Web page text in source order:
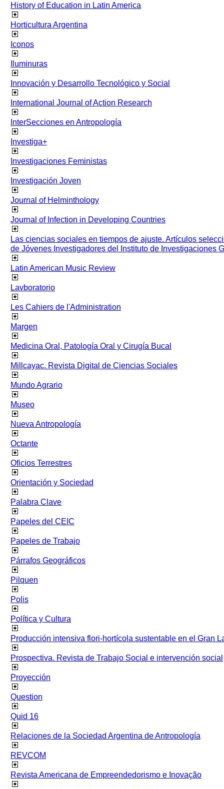
History of Education in Latin America
Horticultura Argentina
Iconos
Iluminuras
Innovación y Desarrollo Tecnológico y Social
International Journal of Action Research
InterSecciones en Antropología
Investiga+
Investigaciones Feministas
Investigación Joven
Journal of Helminthology
Journal of Infection in Developing Countries
Las ciencias sociales en tiempos de ajuste. Artículos
de Jóvenes Investigadores del Instituto de Investigaciones
Latin American Music Review
Lavboratorio
Les Cahiers de l'Administration
Margen
Medicina Oral, Patología Oral y Cirugía Bucal
Millcayac. Revista Digital de Ciencias Sociales
Mundo Agrario
Museo
Nueva Antropología
Octante
Oficios Terrestres
Orientación y Sociedad
Palabra Clave
Papeles del CEIC
Papeles de Trabajo
Párrafos Geográficos
Pilquen
Polis
Política y Cultura
Producción intensiva flori-hortícola sustentable en el Gran
Prospectiva. Revista de Trabajo Social e intervención social
Proyección
Question
Quid 16
Relaciones de la Sociedad Argentina de Antropología
REVCOM
Revista Americana de Empreendedorismo e Inovação